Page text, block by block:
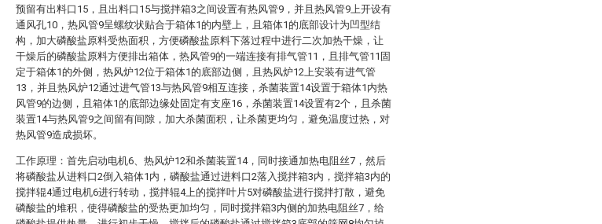
预留有出料口15，且出料口15与搅拌箱3之间设置有热风管9，并且热风管9上开设有
通风孔10，热风管9呈螺纹状贴合于箱体1的内壁上，且箱体1的底部设计为凹型结
构，加大磷酸盐原料受热面积，方便磷酸盐原料下落过程中进行二次加热干燥，让
干燥后的磷酸盐原料方便排出箱体，热风管9的一端连接有排气管11，且排气管11固
定于箱体1的外侧，热风炉12位于箱体1的底部边侧，且热风炉12上安装有进气管
13，并且热风炉12通过进气管13与热风管9相互连接，杀菌装置14设置于箱体1内热
风管9的边侧，且箱体1的底部边缘处固定有支座16，杀菌装置14设置有2个，且杀菌
装置14与热风管9之间留有间隙，加大杀菌面积，让杀菌更均匀，避免温度过热，对
热风管9造成损坏。
工作原理：首先启动电机6、热风炉12和杀菌装置14，同时接通加热电阻丝7，然后
将磷酸盐从进料口2倒入箱体1内，磷酸盐通过进料口2落入搅拌箱3内，搅拌箱3内的
搅拌辊4通过电机6进行转动，搅拌辊4上的搅拌叶片5对磷酸盐进行搅拌打散，避免
磷酸盐的堆积，使得磷酸盐的受热更加均匀，同时搅拌箱3内侧的加热电阻丝7，给